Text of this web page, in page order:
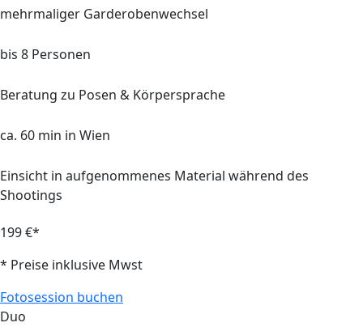
mehrmaliger Garderobenwechsel
bis 8 Personen
Beratung zu Posen & Körpersprache
ca. 60 min in Wien
Einsicht in aufgenommenes Material während des
Shootings
199 €*
* Preise inklusive Mwst
Fotosession buchen
Duo